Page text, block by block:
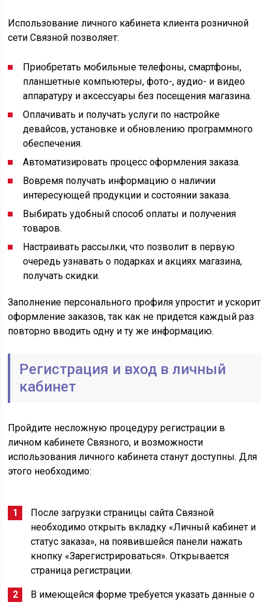
Использование личного кабинета клиента розничной
сети Связной позволяет:
Приобретать мобильные телефоны, смартфоны,
планшетные компьютеры, фото-, аудио- и видео
аппаратуру и аксессуары без посещения магазина.
Оплачивать и получать услуги по настройке
девайсов, установке и обновлению программного
обеспечения.
Автоматизировать процесс оформления заказа.
Вовремя получать информацию о наличии
интересующей продукции и состоянии заказа.
Выбирать удобный способ оплаты и получения
товаров.
Настраивать рассылки, что позволит в первую
очередь узнавать о подарках и акциях магазина,
получать скидки.
Заполнение персонального профиля упростит и ускорит
оформление заказов, так как не придется каждый раз
повторно вводить одну и ту же информацию.
Регистрация и вход в личный
кабинет
Пройдите несложную процедуру регистрации в
личном кабинете Связного, и возможности
использования личного кабинета станут доступны. Для
этого необходимо:
После загрузки страницы сайта Связной
необходимо открыть вкладку «Личный кабинет и
статус заказа», на появившейся панели нажать
кнопку «Зарегистрироваться». Открывается
страница регистрации.
В имеющейся форме требуется указать данные о